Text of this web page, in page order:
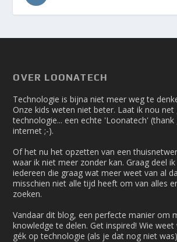
OVER LOONATECH
Technologie is bijna niet meer weg te
Onze kids weten niet beter. Laat ik nou net
technologie... een echte 'Loonatech'
internet ;-).
Of het nu het opzetten van een
waar ik niet meer zonder kan. Graag deel
iedereen die graag wat meer weet van al
misschien niet alle tijd heeft om van alles
zoeken.
Vandaar dit blog, een perfecte manier om
knowledge te delen. Get inspired! Wie
gék op technologie (als je dat nog niet